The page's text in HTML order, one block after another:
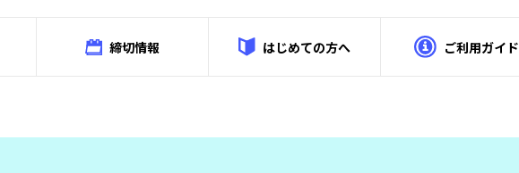
締切情報 はじめての方へ ご利用ガイド